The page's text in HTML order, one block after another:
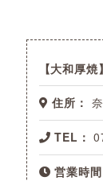
大和厚焼
住所：
TEL：
営業時間